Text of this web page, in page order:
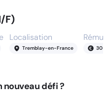
F)
Localisation
Tremblay-en-France 30-
défi ?